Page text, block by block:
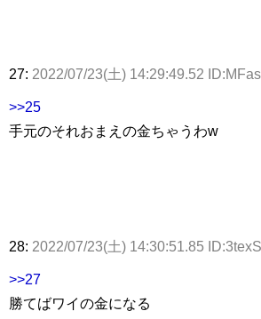
27: 2022/07/23(土) 14:29:49.52
>>25
手元のそれおまえの金ちゃうわw
28: 2022/07/23(土) 14:30:51.85
>>27
勝てばワイの金になる